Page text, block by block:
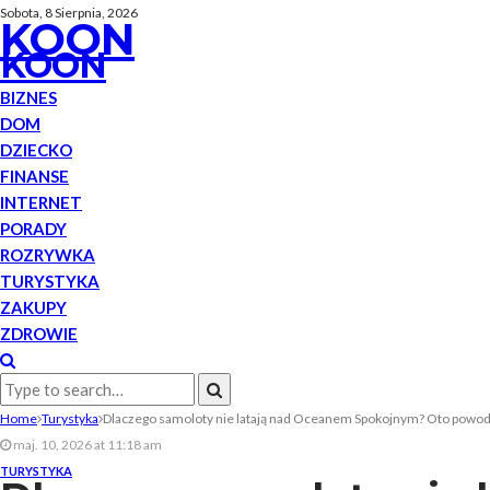
Sobota, 8 Sierpnia, 2026
KOON
KOON
BIZNES
DOM
DZIECKO
FINANSE
INTERNET
PORADY
ROZRYWKA
TURYSTYKA
ZAKUPY
ZDROWIE
Home Turystyka Dlaczego samoloty nie latają nad Oceanem Spokojnym? Oto
maj. 10, 2026 at 11:18 am
TURYSTYKA